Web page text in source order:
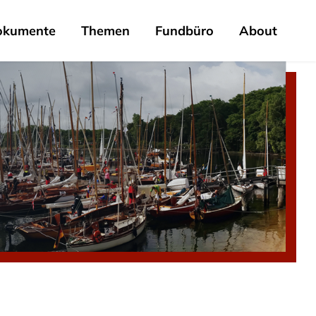
Themen Fundbüro About